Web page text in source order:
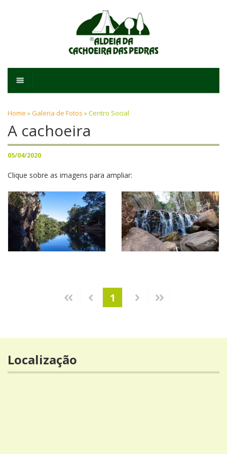
Home »Galeria de Fotos »Centro Social
A cachoeira
05/04/2020
Clique sobre as imagens para ampliar:
1
Localização